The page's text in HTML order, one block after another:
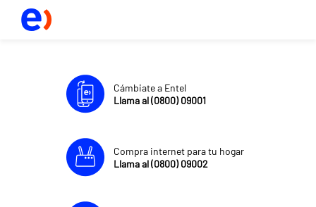
Cámbiate a Entel
Llama al (0800) 09001
Compra internet para tu hogar
Llama al (0800) 09002